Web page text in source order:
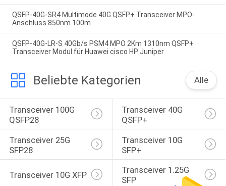
QSFP-40G-SR4 Multimode 40G QSFP+ Transceiver MPO-
Anschluss 850nm 100m
QSFP-40G-LR-S 40Gb/s PSM4 MPO 2Km 1310nm QSFP+
Transceiver Modul für Huawei cisco HP Juniper
Beliebte Kategorien Alle
Transceiver 100G
QSFP28
Transceiver 40G
QSFP+
Transceiver 25G
SFP28
Transceiver 10G
SFP+
Transceiver 10G XFP
Transceiver 1.25G
SFP